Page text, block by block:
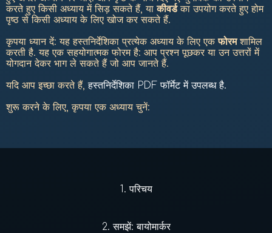
करते हुए किसी अध्याय में सिड़ सकते हैं, याकीवर्डका उपयोग करते हुए होम
पृष्ठ से किसी अध्याय के लिए खोज कर सकते हैं.
कृपया ध्यान दें: यह हस्तनिर्देशिका प्रत्येक अध्याय के लिए एकफोरमशामिल
करती है. यह एक सहयोगात्मक फोरम है: आप प्रश्न पूछकर या उन उत्तरों में
योगदान देकर भाग ले सकते हैं जो आप जानते हैं.
यदि आप इच्छा करते हैं,हस्तनिर्देशिका PDF फॉर्मेट में उपलब्ध है.
शुरू करने के लिए, कृपया एक अध्याय चुनें:
1.परिचय
2.समझें: बायोमार्कर